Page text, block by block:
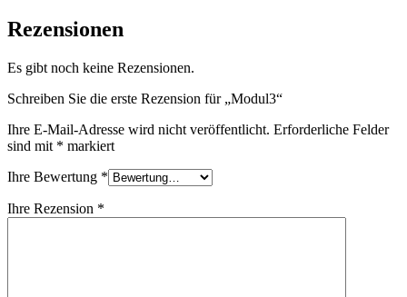
Rezensionen
Es gibt noch keine Rezensionen.
Schreiben Sie die erste Rezension für „Modul3“
Ihre E-Mail-Adresse wird nicht veröffentlicht. Erforderliche Felder
sind mit * markiert
Ihre Bewertung *
Ihre Rezension *